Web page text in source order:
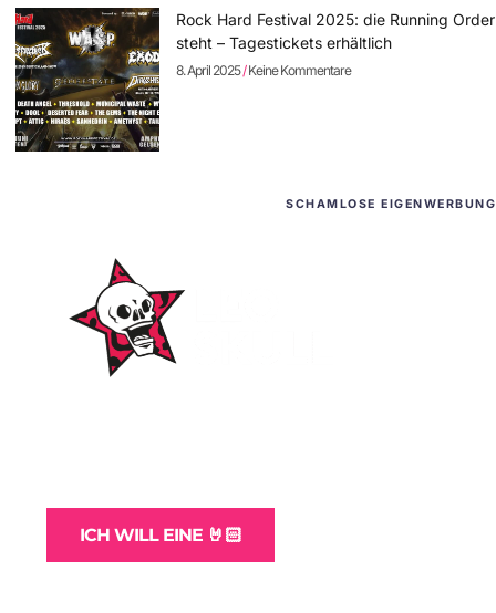
Rock Hard Festival 2025: die Running Order
steht – Tagestickets erhältlich
8. April 2025 Keine Kommentare
SCHAMLOSE EIGENWERBUNG
ICH WILL EINE 🤘🏻